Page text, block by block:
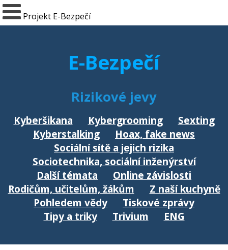
Projekt E-Bezpečí
E-Bezpečí
Rizikové jevy
Kyberšikana Kybergrooming
Sexting
Kyberstalking
Hoax, fake news
Sociální sítě a jejich rizika
Sociotechnika, sociální inženýrství
Další témata
Online závislosti
Rodičům, učitelům, žákům
Z naší kuchyně
Pohledem vědy
Tiskové zprávy
Tipy a triky
Trivium ENG